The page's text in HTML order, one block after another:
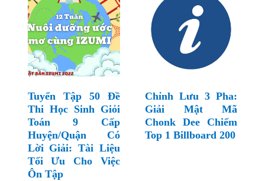
Tuyển Tập 50 Đề
Thi Học Sinh Giỏi
Toán 9 Cấp
Huyện/Quận Có
Lời Giải: Tài Liệu
Tối Ưu Cho Việc
Ôn Tập
Chỉnh Lưu 3 Pha:
Giải Mật Mã
Chonk Dee Chiếm
Top 1 Billboard 200